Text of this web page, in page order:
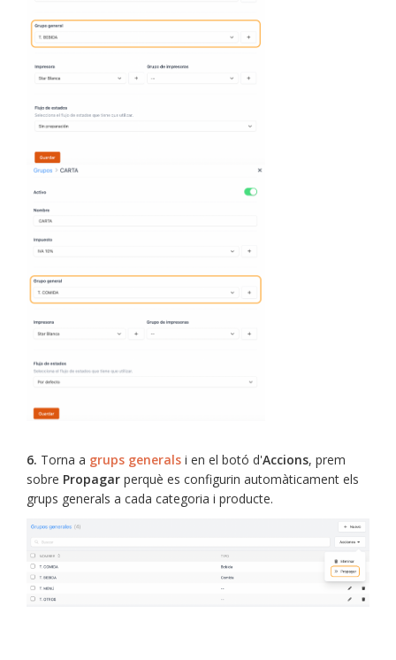
6. Torna a grups generals i en el botó d'Accions, prem
sobre Propagar perquè es configurin automàticament els
grups generals a cada categoria i producte.